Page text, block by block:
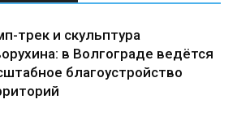
трек и скульптура
в Волгограде ведётся
благоустройство